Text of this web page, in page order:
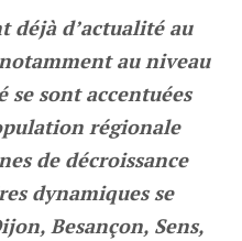
déjà d’actualité au
au niveau
se sont accentuées
régionale
de décroissance
dynamiques se
Besançon, Sens,